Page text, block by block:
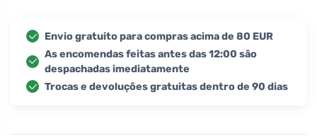
Envio gratuito para compras acima de 80 EUR
As encomendas feitas antes das 12:00 são
despachadas imediatamente
Trocas e devoluções gratuitas dentro de 90 dias